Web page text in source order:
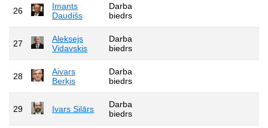
26
Imants
Daudišs
Darba
biedrs
27
Aleksejs
Vidavskis
Darba
biedrs
28
Aivars
Berķis
Darba
biedrs
29 Ivars Silārs
Darba
biedrs